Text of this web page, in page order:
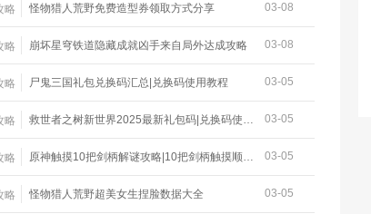
略 怪物猎人荒野免费造型券领取方式分享 03-08
略 崩坏星穹铁道隐藏成就凶手来自局外达成攻略 03-08
略 尸鬼三国礼包兑换码汇总|兑换码使用教程 03-05
略 救世者之树新世界2025最新礼包码|兑换码使用教程 03-05
略 原神触摸10把剑柄解谜攻略|10把剑柄触摸顺序详解 03-05
略 怪物猎人荒野超美女生捏脸数据大全 03-05